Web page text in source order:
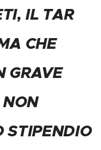
IL TAR
CHE
GRAVE
STIPENDIO